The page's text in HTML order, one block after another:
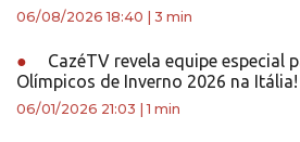
06/08/2026 18:40 3 min
●
CazéTV revela equipe especial
Olímpicos de Inverno 2026 na Itália!
06/01/2026 21:03 |1 min